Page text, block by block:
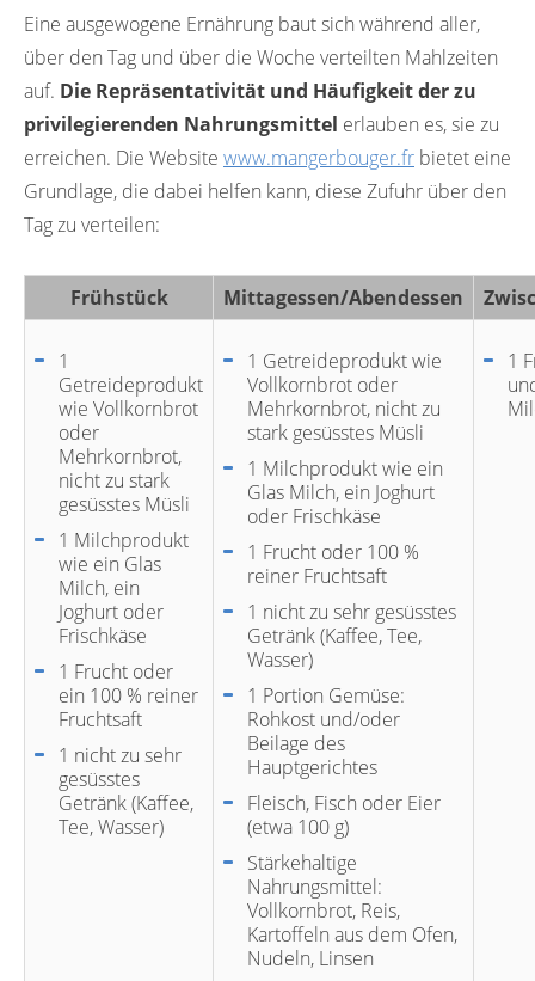
Eine ausgewogene Ernährung baut sich während aller,
über den Tag und über die Woche verteilten Mahlzeiten
auf. Die Repräsentativität und Häufigkeit der zu
privilegierenden Nahrungsmittel erlauben es, sie zu
erreichen. Die Website www.mangerbouger.fr bietet eine
Grundlage, die dabei helfen kann, diese Zufuhr über den
Tag zu verteilen:
Frühstück Mittagessen/Abendessen
1
Getreideprodukt
wie Vollkornbrot
oder
Mehrkornbrot,
nicht zu stark
gesüsstes Müsli
1 Milchprodukt
wie ein Glas
Milch, ein
Joghurt oder
Frischkäse
1 Frucht oder
ein 100 % reiner
Fruchtsaft
1 nicht zu sehr
gesüsstes
Getränk (Kaffee,
Tee, Wasser)
1 Getreideprodukt wie
Vollkornbrot oder
Mehrkornbrot, nicht zu
stark gesüsstes Müsli
1 Milchprodukt wie ein
Glas Milch, ein Joghurt
oder Frischkäse
1 Frucht oder 100 %
reiner Fruchtsaft
1 nicht zu sehr gesüsstes
Getränk (Kaffee, Tee,
Wasser)
1 Portion Gemüse:
Rohkost und/oder
Beilage des
Hauptgerichtes
Fleisch, Fisch oder Eier
(etwa 100 g)
Stärkehaltige
Nahrungsmittel:
Vollkornbrot, Reis,
Kartoffeln aus dem Ofen,
Nudeln, Linsen
1